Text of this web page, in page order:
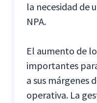
la necesidad de
NPA.
El aumento de
importantes
a sus márgenes
operativa. La